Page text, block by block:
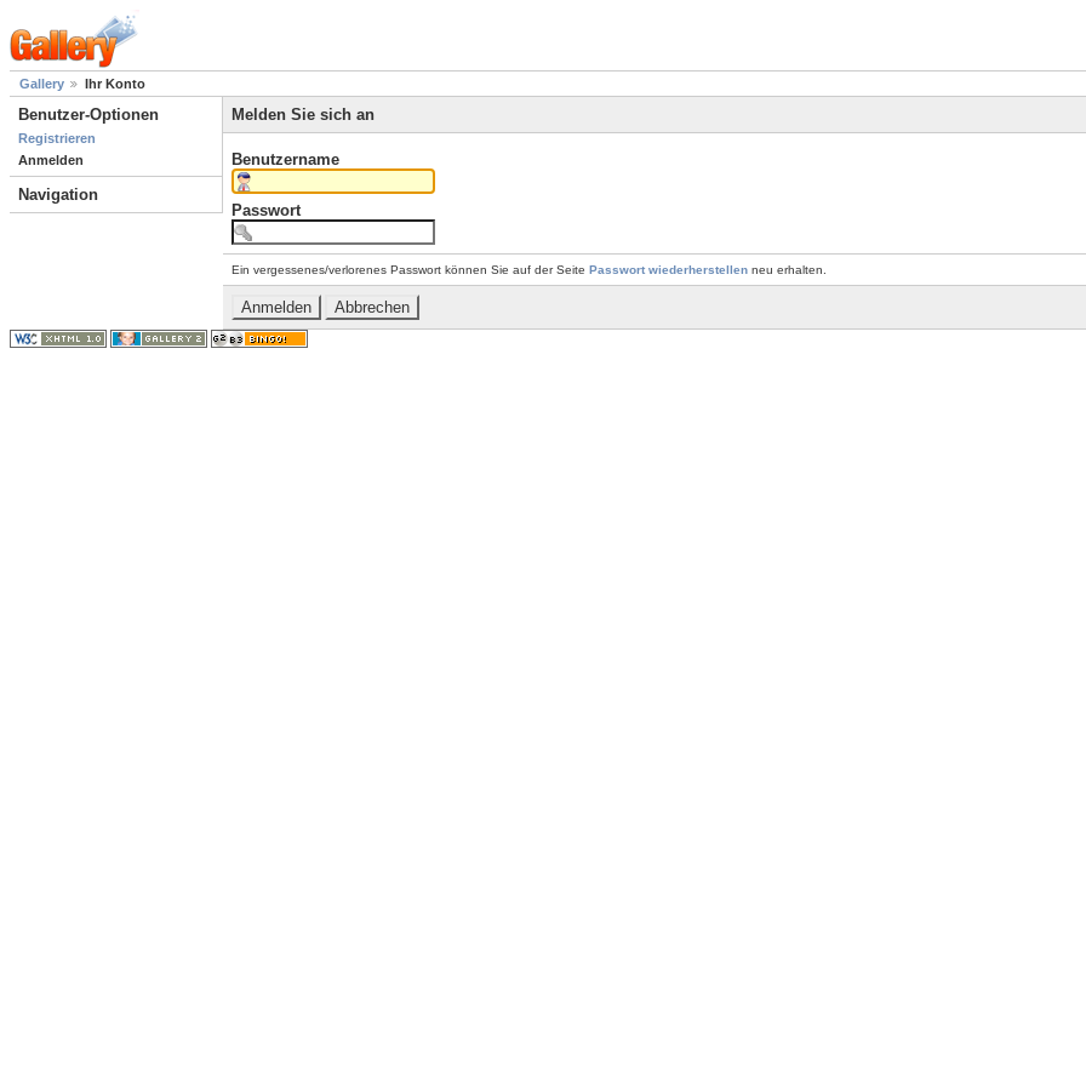
Gallery Ihr Konto
Benutzer-Optionen
Registrieren
Anmelden
Navigation
Melden Sie sich an
Benutzername
Passwort
Ein vergessenes/verlorenes Passwort können Sie auf der Seite Passwort wiederherstellen neu erhalten.